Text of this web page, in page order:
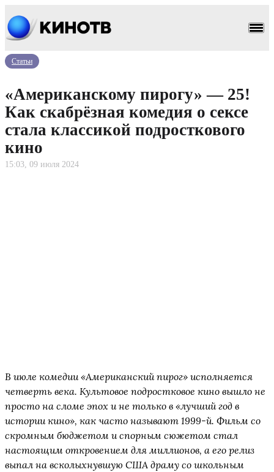
Статьи
«Американскому пирогу» — 25!
Как скабрёзная комедия о сексе
стала классикой подросткового
кино
15:03, 09 июля 2024
В июле комедии «Американский пирог» исполняется
четверть века. Культовое подростковое кино вышло не
просто на сломе эпох и не только в «лучший год в
истории кино», как часто называют 1999-й. Фильм со
скромным бюджетом и спорным сюжетом стал
настоящим откровением для миллионов, а его релиз
выпал на всколыхнувшую США драму со школьным